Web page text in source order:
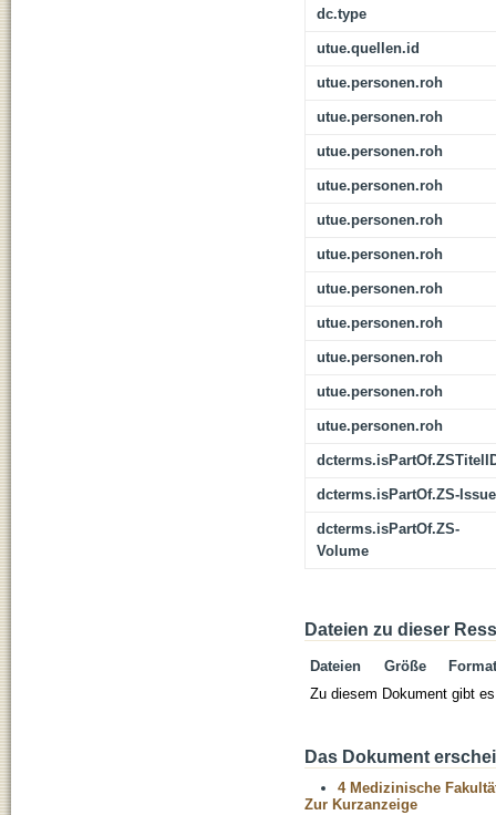
dc.type
utue.quellen.id
utue.personen.roh
utue.personen.roh
utue.personen.roh
utue.personen.roh
utue.personen.roh
utue.personen.roh
utue.personen.roh
utue.personen.roh
utue.personen.roh
utue.personen.roh
utue.personen.roh
dcterms.isPartOf.ZS-Issue
dcterms.isPartOf.ZS-
Volume
Dateien zu dieser
Dateien Größe
Format
Zu diesem Dokument gibt
Das Dokument
4 Medizinische
Zur Kurzanzeige